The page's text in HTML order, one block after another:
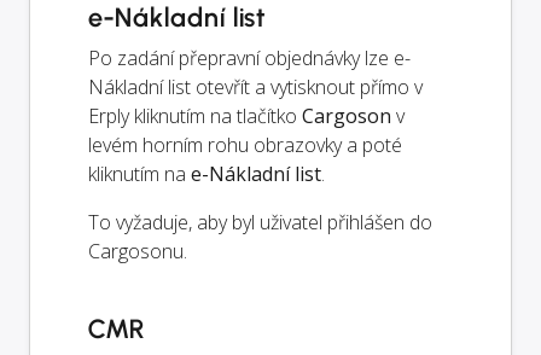
e-Nákladní list
Po zadání přepravní objednávky lze e-
Nákladní list otevřít a vytisknout přímo v
Erply kliknutím na tlačítko Cargoson v
levém horním rohu obrazovky a poté
kliknutím na e-Nákladní list.
To vyžaduje, aby byl uživatel přihlášen do
Cargosonu.
CMR